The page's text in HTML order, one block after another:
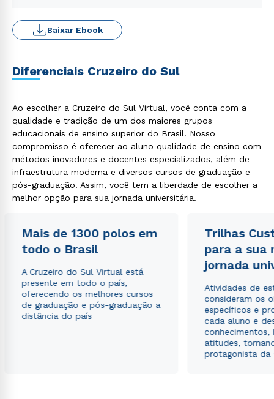
Baixar Ebook
Diferenciais Cruzeiro do Sul
Ao escolher a Cruzeiro do Sul Virtual, você conta com a
qualidade e tradição de um dos maiores grupos
educacionais de ensino superior do Brasil. Nosso
compromisso é oferecer ao aluno qualidade de ensino com
métodos inovadores e docentes especializados, além de
infraestrutura moderna e diversos cursos de graduação e
pós-graduação. Assim, você tem a liberdade de escolher a
melhor opção para sua jornada universitária.
Mais de 1300 polos em
todo o Brasil
A Cruzeiro do Sul Virtual está
presente em todo o país,
oferecendo os melhores cursos
de graduação e pós-graduação a
distância do país
Trilhas
para a sua
jornada
Atividades de
consideram os
específicos e
cada aluno e
conhecimentos,
atitudes,
protagonista da